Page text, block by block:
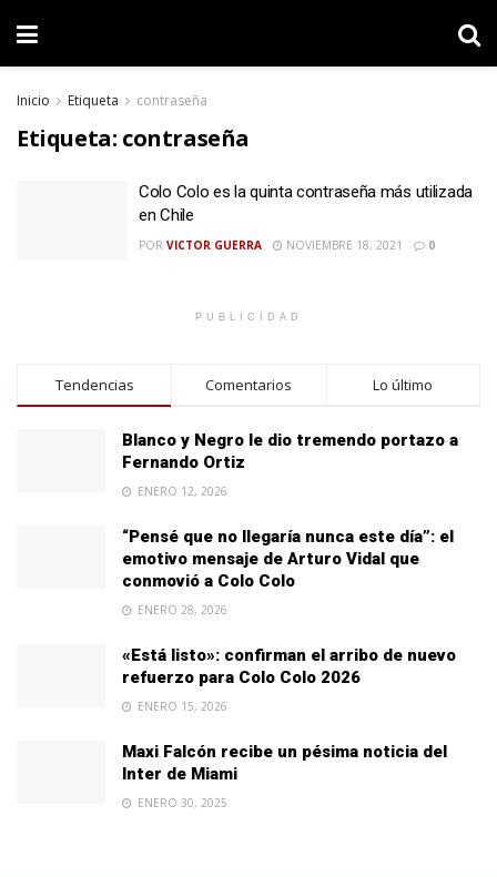
Inicio Etiqueta contraseña
Etiqueta: contraseña
Colo Colo es la quinta contraseña más utilizada
en Chile
POR VICTOR GUERRA NOVIEMBRE 18, 2021 0
PUBLICIDAD
Tendencias Comentarios Lo último
Blanco y Negro le dio tremendo portazo a
Fernando Ortiz
ENERO 12, 2026
“Pensé que no llegaría nunca este día”: el
emotivo mensaje de Arturo Vidal que
conmovió a Colo Colo
ENERO 28, 2026
«Está listo»: confirman el arribo de nuevo
refuerzo para Colo Colo 2026
ENERO 15, 2026
Maxi Falcón recibe un pésima noticia del
Inter de Miami
ENERO 30, 2025